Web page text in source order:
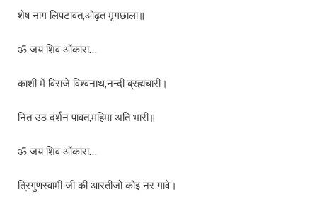
शेष नाग लिपटावत,ओढ़त मृगछाला॥
ॐ जय शिव ओंकारा…
काशी में विराजे विश्वनाथ,नन्दी ब्रह्मचारी।
नित उठ दर्शन पावत,महिमा अति भारी॥
ॐ जय शिव ओंकारा…
त्रिगुणस्वामी जी की आरतीजो कोइ नर गावे।